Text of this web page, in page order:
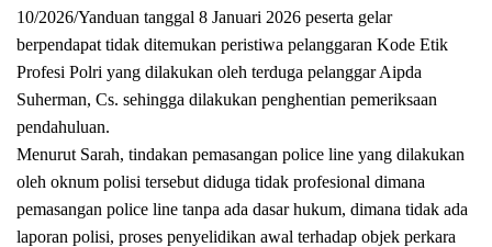
10/2026/Yanduan tanggal 8 Januari 2026 peserta gelar
berpendapat tidak ditemukan peristiwa pelanggaran Kode Etik
Profesi Polri yang dilakukan oleh terduga pelanggar Aipda
Suherman, Cs. sehingga dilakukan penghentian pemeriksaan
pendahuluan.
Menurut Sarah, tindakan pemasangan police line yang dilakukan
oleh oknum polisi tersebut diduga tidak profesional dimana
pemasangan police line tanpa ada dasar hukum, dimana tidak ada
laporan polisi, proses penyelidikan awal terhadap objek perkara